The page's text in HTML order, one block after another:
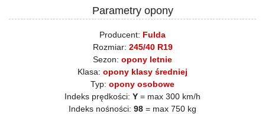
Parametry opony
Producent: Fulda
Rozmiar: 245/40 R19
Sezon: opony letnie
Klasa: opony klasy średniej
Typ: opony osobowe
Indeks prędkości: Y = max 300 km/h
Indeks nośności: 98 = max 750 kg